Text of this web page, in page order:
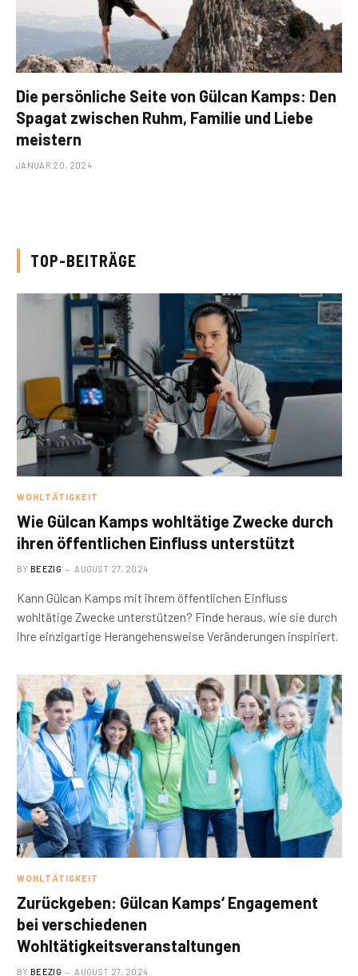
Die persönliche Seite von Gülcan Kamps: Den
Spagat zwischen Ruhm, Familie und Liebe
meistern
JANUAR 20, 2024
TOP-BEITRÄGE
WOHLTÄTIGKEIT
Wie Gülcan Kamps wohltätige Zwecke durch
ihren öffentlichen Einfluss unterstützt
BY BEEZIG AUGUST 27, 2024
Kann Gülcan Kamps mit ihrem öffentlichen Einfluss
wohltätige Zwecke unterstützen? Finde heraus, wie sie durch
ihre einzigartige Herangehensweise Veränderungen inspiriert.
WOHLTÄTIGKEIT
Zurückgeben: Gülcan Kamps‘ Engagement
bei verschiedenen
Wohltätigkeitsveranstaltungen
BY BEEZIG AUGUST 27, 2024